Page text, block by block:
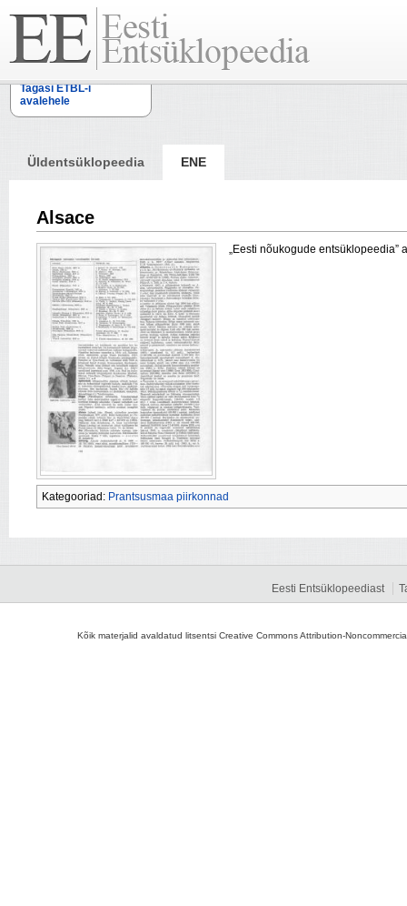
Tagasi ETBL-i
avalehele
Üldentsüklopeedia ENE
Alsace
„Eesti nõukogude entsüklopeedia”
Kategooriad: Prantsusmaa piirkonnad
Eesti Entsüklopeediast
Kõik materjalid avaldatud litsentsi Creative Commons Attribution-